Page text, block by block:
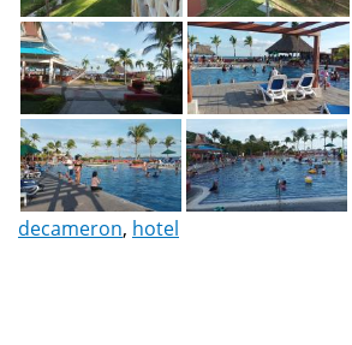
decameron, hotel